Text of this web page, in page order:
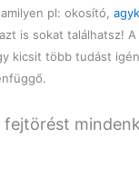
pl: okosító,
is sokat találhatsz!
kicsit több tudást
fejtörést